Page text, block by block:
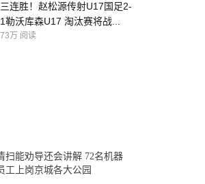
三连胜！赵松源传射U17国足2-
1勒沃库森U17 淘汰赛将战...
73万 阅读
扫能劝导还会讲解 72名机器
工上岗京城各大公园